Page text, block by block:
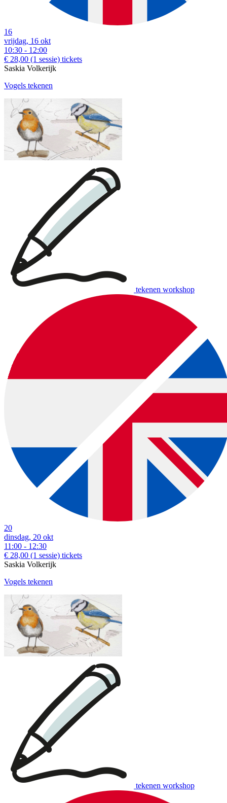
16
vrijdag, 16 okt
10:30 - 12:00
€ 28,00 (1 sessie) tickets
Saskia Volkerijk
Vogels tekenen
tekenen workshop
20
dinsdag, 20 okt
11:00 - 12:30
€ 28,00 (1 sessie) tickets
Saskia Volkerijk
Vogels tekenen
tekenen workshop